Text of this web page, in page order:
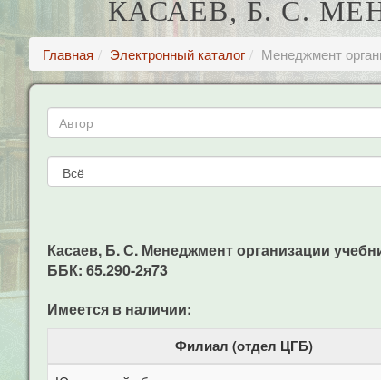
КАСАЕВ, Б. С.
Главная Электронный каталог Менеджмент
Касаев, Б. С. Менеджмент организации
ББК: 65.290-2я73
Имеется в наличии:
Филиал (отдел ЦГБ)